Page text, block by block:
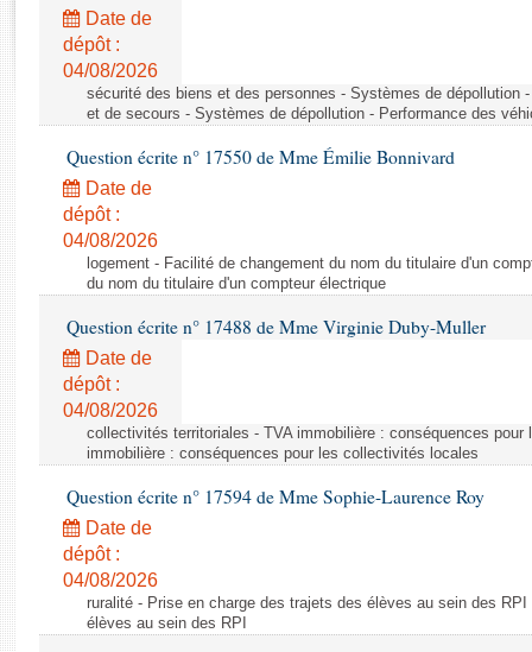
Rapports législatifs
Rapports sur l'application des lois
Baromètre de l’application des lois
Dossiers législatifs
Budget et sécurité sociale
Questions écrites et orales
Comptes rendus des débats
Date de
dépôt :
04/08/2026
sécurité des biens et des personnes - Systèmes de dépollution
et de secours - Systèmes de dépollution - Performance des
Question écrite n° 17550 de Mme Émilie Bonnivard
Date de
dépôt :
04/08/2026
logement - Facilité de changement du nom du titulaire d'un
du nom du titulaire d'un compteur électrique
Question écrite n° 17488 de Mme Virginie Duby-Muller
Date de
dépôt :
04/08/2026
collectivités territoriales - TVA immobilière : conséquences
immobilière : conséquences pour les collectivités locales
Question écrite n° 17594 de Mme Sophie-Laurence Roy
Date de
dépôt :
04/08/2026
ruralité - Prise en charge des trajets des élèves au sein des
élèves au sein des RPI